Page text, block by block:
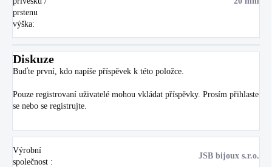
prstenu
výška:
Diskuze
Buďte první, kdo napíše příspěvek k této položce.
Pouze registrovaní uživatelé mohou vkládat příspěvky. Prosím přihlaste
se nebo se registrujte
Výrobní
společnost :
JSB bijoux s.r.o.